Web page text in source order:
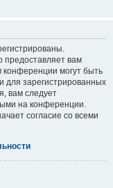
предоставляет вам
могут быть
для зарегистрированных
вам следует
на конференции.
согласие со всеми